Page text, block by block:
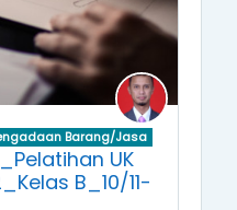
Barang/Jasa
UK
B_10/11-